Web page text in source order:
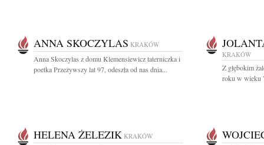
ANNA SKOCZYLAS KRAKÓW
Anna Skoczylas z domu Klemensiewicz taterniczka i
poetka Przeżywszy lat 97, odeszła od nas dnia...
KRAKÓW
Z głębokim
roku w wieku
HELENA ŻELEZIK KRAKÓW